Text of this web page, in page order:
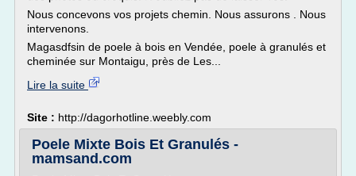
Nous concevons vos projets chemin. Nous assurons . Nous
intervenons.
Magasdfsin de poele à bois en Vendée, poele à granulés et
cheminée sur Montaigu, près de Les...
Lire la suite
Site : http://dagorhotline.weebly.com
Poele Mixte Bois Et Granulés -
mamsand.com